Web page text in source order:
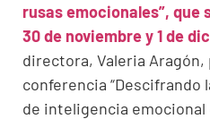
rusas emocionales”, que
30 de noviembre y 1 de
directora, Valeria Aragón,
conferencia “Descifrando
de inteligencia emocional